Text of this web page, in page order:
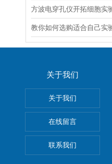
方波电穿孔仪开拓细胞实
关于我们
关于我们
在线留言
联系我们